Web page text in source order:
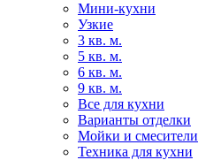
Мини-кухни
Узкие
3 кв. м.
5 кв. м.
6 кв. м.
9 кв. м.
Все для кухни
Варианты отделки
Мойки и смесители
Техника для кухни